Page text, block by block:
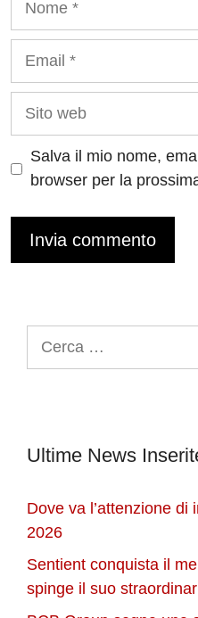
Sito
Salva il mio nome,
browser per la
Ultime News
Dove va l’attenzione di
2026
Sentient conquista il
spinge il suo